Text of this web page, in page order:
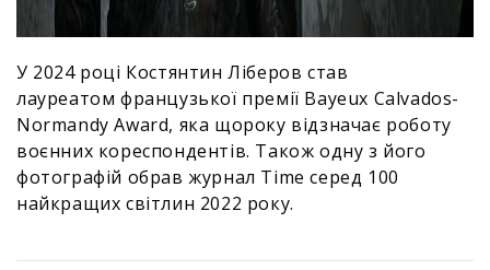
У 2024 році Костянтин Ліберов став
лауреатом французької премії Bayeux Calvados-
Normandy Award, яка щороку відзначає роботу
воєнних кореспондентів. Також одну з його
фотографій обрав журнал Time серед 100
найкращих світлин 2022 року.